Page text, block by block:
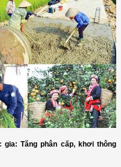
Tăng phân cấp, khơi thông